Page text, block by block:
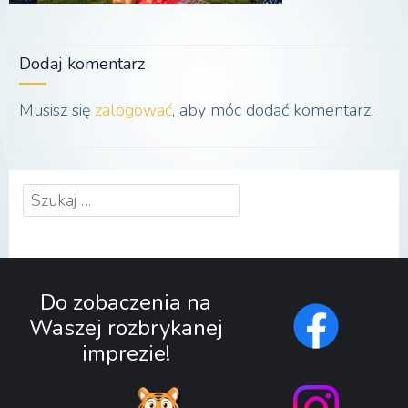
Dodaj komentarz
Musisz się zalogować, aby móc dodać komentarz.
Szukaj:
Do zobaczenia na
Waszej rozbrykanej
imprezie!